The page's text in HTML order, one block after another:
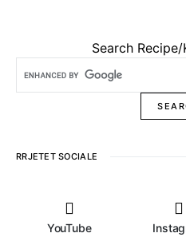
Search
RRJETET SOCIALE
YouTube